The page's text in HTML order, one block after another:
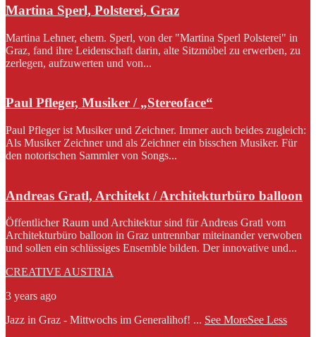
Martina Sperl, Polsterei, Graz
Martina Lehner, ehem. Sperl, von der "Martina Sperl Polsterei" in
Graz, fand ihre Leidenschaft darin, alte Sitzmöbel zu erwerben, zu
zerlegen, aufzuwerten und von...
Paul Pfleger, Musiker / „Stereoface“
Paul Pfleger ist Musiker und Zeichner. Immer auch beides zugleich:
Als Musiker Zeichner und als Zeichner ein bisschen Musiker. Für
den notorischen Sammler von Songs...
Andreas Gratl, Architekt / Architekturbüro balloon
Öffentlicher Raum und Architektur sind für Andreas Gratl vom
Architekturbüro balloon in Graz untrennbar miteinander verwoben
und sollen ein schlüssiges Ensemble bilden. Der innovative und...
CREATIVE AUSTRIA
3 years ago
Jazz in Graz - Mittwochs im Generalihof! ... See MoreSee Less